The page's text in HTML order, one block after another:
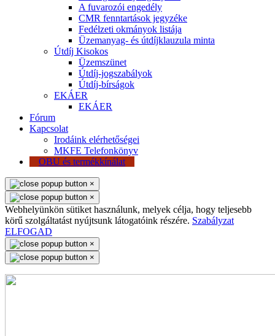
A fuvarozói engedély
CMR fenntartások jegyzéke
Fedélzeti okmányok listája
Üzemanyag- és útdíjklauzula minta
Útdíj Kisokos
Üzemszünet
Útdíj-jogszabályok
Útdíj-bírságok
EKÁER
EKÁER
Fórum
Kapcsolat
Irodáink elérhetőségei
MKFE Telefonkönyv
OBU és termékkínálat
×
×
Webhelyünkön sütiket használunk, melyek célja, hogy teljesebb
körű szolgáltatást nyújtsunk látogatóink részére. Szabályzat
ELFOGAD
×
×